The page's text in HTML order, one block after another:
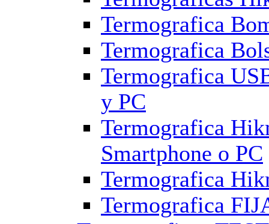
Termografica
Termografica
Termografica
y PC
Termografica
Smartphone o PC
Termografica
Termografica